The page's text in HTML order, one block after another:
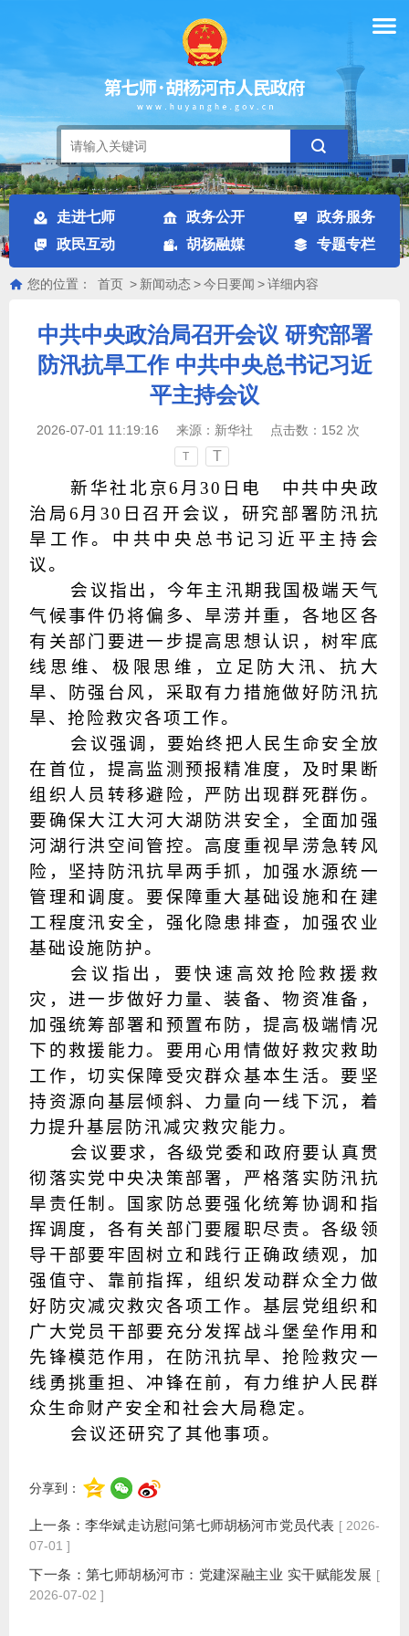
走进七师 政务公开
政务服务
政民互动
胡杨融媒 专题专栏
您的位置： 首页 > 新闻动态>今日要闻 >详细内容
中共中央政治局召开会议 研究部署
防汛抗旱工作 中共中央总书记习近
平主持会议
2026-07-01 11:19:16 来源： 新华社 点击数： 152 次
T T
新华社北京6月30日电 中共中央政
治局6月30日召开会议，研究部署防汛抗
旱工作。中共中央总书记习近平主持会
议。
会议指出，今年主汛期我国极端天气
气候事件仍将偏多、旱涝并重，各地区各
有关部门要进一步提高思想认识，树牢底
线思维、极限思维，立足防大汛、抗大
旱、防强台风，采取有力措施做好防汛抗
旱、抢险救灾各项工作。
会议强调，要始终把人民生命安全放
在首位，提高监测预报精准度，及时果断
组织人员转移避险，严防出现群死群伤。
要确保大江大河大湖防洪安全，全面加强
河湖行洪空间管控。高度重视旱涝急转风
险，坚持防汛抗旱两手抓，加强水源统一
管理和调度。要保障重大基础设施和在建
工程度汛安全，强化隐患排查，加强农业
基础设施防护。
会议指出，要快速高效抢险救援救
灾，进一步做好力量、装备、物资准备，
加强统筹部署和预置布防，提高极端情况
下的救援能力。要用心用情做好救灾救助
工作，切实保障受灾群众基本生活。要坚
持资源向基层倾斜、力量向一线下沉，着
力提升基层防汛减灾救灾能力。
会议要求，各级党委和政府要认真贯
彻落实党中央决策部署，严格落实防汛抗
旱责任制。国家防总要强化统筹协调和指
挥调度，各有关部门要履职尽责。各级领
导干部要牢固树立和践行正确政绩观，加
强值守、靠前指挥，组织发动群众全力做
好防灾减灾救灾各项工作。基层党组织和
广大党员干部要充分发挥战斗堡垒作用和
先锋模范作用，在防汛抗旱、抢险救灾一
线勇挑重担、冲锋在前，有力维护人民群
众生命财产安全和社会大局稳定。
会议还研究了其他事项。
分享到：
上一条： 李华斌走访慰问第七师胡杨河市党员代表 [ 2026-
07-01 ]
下一条：第七师胡杨河市：党建深融主业 实干赋能发展 [
2026-07-02 ]